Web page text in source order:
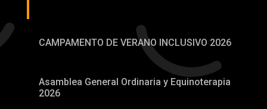
CAMPAMENTO DE VERANO INCLUSIVO 2026
Asamblea General Ordinaria y Equinoterapia
2026